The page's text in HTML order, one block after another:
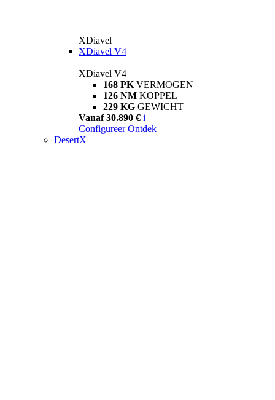
XDiavel
XDiavel V4
XDiavel V4
168 PK VERMOGEN
126 NM KOPPEL
229 KG GEWICHT
Vanaf 30.890 € i
Configureer Ontdek
DesertX